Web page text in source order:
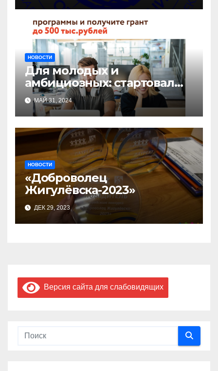
НОВОСТИ
Для молодых и
амбициозных: стартовал
прием заявок на участие в
бизнес-акселераторе «Ты
предприниматель»
МАЙ 31, 2024
НОВОСТИ
«Доброволец
Жигулёвска-2023»
ДЕК 29, 2023
Версия сайта для слабовидящих